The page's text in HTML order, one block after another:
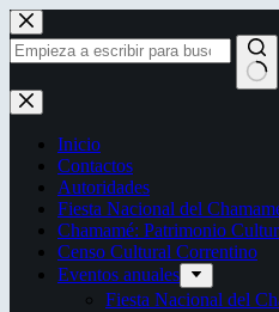
Saltar
al
contenido
Sin
resultados
Inicio
Contactos
Autoridades
Fiesta Nacional del
Chamamé: Patrimonio
Censo Cultural Correntino
Eventos anuales
Fiesta Nacional del